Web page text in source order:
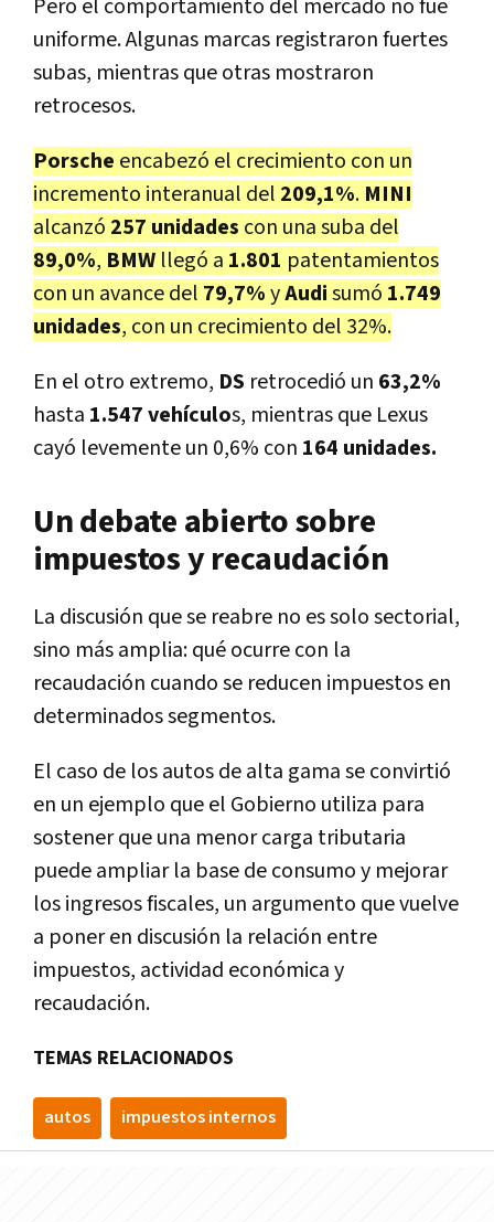
Pero el comportamiento del mercado no fue
uniforme. Algunas marcas registraron fuertes
subas, mientras que otras mostraron
retrocesos.
Porsche encabezó el crecimiento con un
incremento interanual del 209,1%. MINI
alcanzó 257 unidades con una suba del
89,0%, BMW llegó a 1.801 patentamientos
con un avance del 79,7%yAudisumó 1.749
unidades, con un crecimiento del 32%.
En el otro extremo, DS retrocedió un 63,2%
hasta 1.547 vehículos, mientras que Lexus
cayó levemente un 0,6% con 164 unidades.
Un debate abierto sobre
impuestos y recaudación
La discusión que se reabre no es solo sectorial,
sino más amplia: qué ocurre con la
recaudación cuando se reducen impuestos en
determinados segmentos.
El caso de los autos de alta gama se convirtió
en un ejemplo que el Gobierno utiliza para
sostener que una menor carga tributaria
puede ampliar la base de consumo y mejorar
los ingresos fiscales, un argumento que vuelve
a poner en discusión la relación entre
impuestos, actividad económica y
recaudación.
TEMAS RELACIONADOS
autos impuestos internos